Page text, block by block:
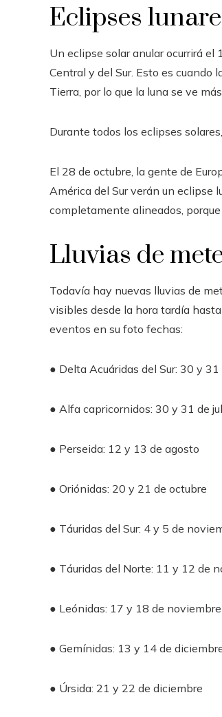
Eclipses
Un eclipse solar anular ocurrirá el
Central y del Sur. Esto es cuando
Tierra, por lo que la luna se ve
Durante todos los eclipses
El 28 de octubre, la gente de
América del Sur verán un eclipse
completamente alineados,
Lluvias de
Todavía hay nuevas lluvias de
visibles desde la hora tardía
eventos en su foto fechas:
● Delta Acuáridas del Sur: 30 y 31
● Alfa capricornidos: 30 y 31 de
● Perseida: 12 y 13 de agosto
● Oriónidas: 20 y 21 de octubre
● Táuridas del Sur: 4 y 5 de
● Táuridas del Norte: 11 y 12 de
● Leónidas: 17 y 18 de noviembre
● Gemínidas: 13 y 14 de
● Úrsida: 21 y 22 de diciembre